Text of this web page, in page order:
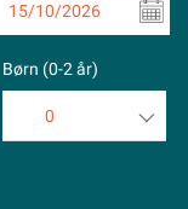
15/10/2026
Børn (0-2 år)
0